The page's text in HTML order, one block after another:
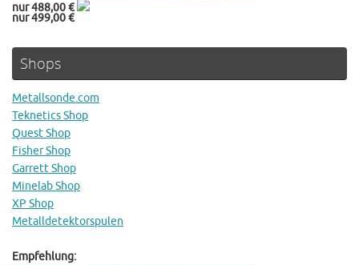
nur 488,00 €
nur 499,00 €
Shops
Metallsonde.com
Teknetics Shop
Quest Shop
Fisher Shop
Garrett Shop
Minelab Shop
XP Shop
Metalldetektorspulen
Empfehlung: